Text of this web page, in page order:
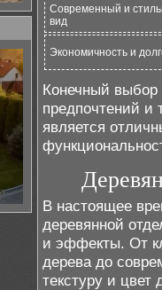
Современный и
вид
Экономичность и
Конечный выбор
предпочтений и
является
В настоящее
деревянной
и эффекты. От
дерева до
текстуру и цвет